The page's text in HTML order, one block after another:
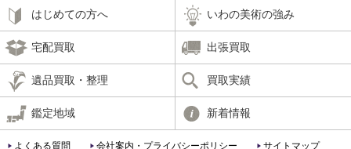
はじめての方へ いわの美術の強み
宅配買取 出張買取
遺品買取・整理 買取実績
鑑定地域 新着情報
よくある質問 会社案内・プライバシーポリシー サイトマップ